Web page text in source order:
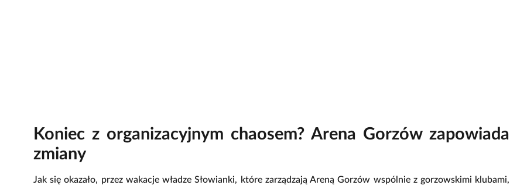
Koniec z organizacyjnym chaosem? Arena Gorzów zapowiada
zmiany
Jak się okazało, przez wakacje władze Słowianki, które zarządzają Areną Gorzów wspólnie z gorzowskimi klubami,